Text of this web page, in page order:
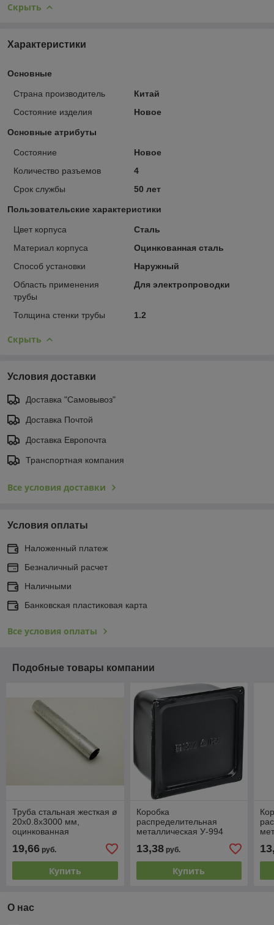
Скрыть
Характеристики
Основные
Страна производитель
Китай
Состояние изделия
Новое
Основные атрибуты
Состояние
Новое
Количество разъемов
4
Срок службы
50 лет
Пользовательские характеристики
Цвет корпуса
Сталь
Материал корпуса
Оцинкованная сталь
Способ установки
Наружный
Область применения
трубы
Для электропроводки
Толщина стенки трубы 1.2
Скрыть
Условия доставки
Доставка "Самовывоз"
Доставка Почтой
Доставка Европочта
Транспортная компания
Все условия доставки
Условия оплаты
Наложенный платеж
Безналичный расчет
Наличными
Банковская пластиковая карта
Все условия оплаты
Подобные товары компании
Труба стальная жесткая ø
20x0.8x3000 мм,
оцинкованная
19,66 руб.
Купить
Коробка
распределительная
металлическая У-994
13,38руб.
Купить
О нас